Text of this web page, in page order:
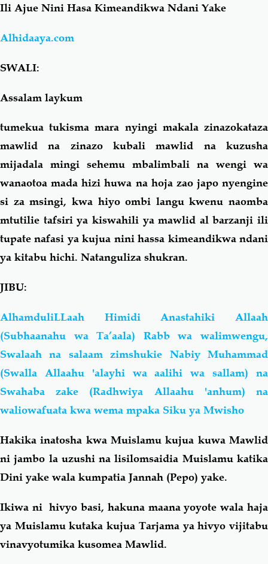
Fiqh-Ibaadah
Fataawa Za Ulamaa
Akhlaaq-Aadaab
Familia-Jamii Maswali-Majibu
Chemsha Bongo Vitabu
Mapishi
Ili Ajue Nini Hasa Kimeandikwa Ndani Yake
Alhidaaya.com
SWALI:
Assalam laykum
tumekua tukisma mara nyingi makala zinazokataza
mawlid na zinazo kubali mawlid na kuzusha
mijadala mingi sehemu mbalimbali na wengi wa
wanaotoa mada hizi huwa na hoja zao japo nyengine
si za msingi, kwa hiyo ombi langu kwenu naomba
mtutilie tafsiri ya kiswahili ya mawlid al barzanji ili
tupate nafasi ya kujua nini hassa kimeandikwa ndani
ya kitabu hichi. Natanguliza shukran.
JIBU:
AlhamduliLLaah Himidi Anastahiki Allaah
(Subhaanahu wa Ta’aala) Rabb wa walimwengu,
Swalaah na salaam zimshukie Nabiy Muhammad
(Swalla Allaahu 'alayhi wa aalihi wa sallam) na
Swahaba zake (Radhwiya Allaahu 'anhum) na
waliowafuata kwa wema mpaka Siku ya Mwisho
Hakika inatosha kwa Muislamu kujua kuwa Mawlid
ni jambo la uzushi na lisilomsaidia Muislamu katika
Dini yake wala kumpatia Jannah (Pepo) yake.
Ikiwa ni hivyo basi, hakuna maana yoyote wala haja
ya Muislamu kutaka kujua Tarjama ya hivyo vijitabu
vinavyotumika kusomea Mawlid.